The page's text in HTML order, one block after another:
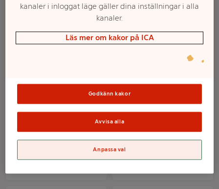
innanlår ca 450g KRAV
Välj butik
Skivad av nötrulle ca
Välj butik
kanaler i inloggat läge gäller dina inställningar i alla
kanaler.
Läs mer om kakor på ICA
Godkänn kakor
Avvisa alla
Anpassa val